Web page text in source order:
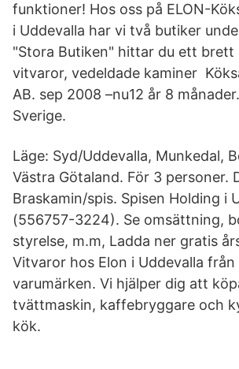
funktioner! Hos oss på ELON-
i Uddevalla har vi två butiker
"Stora Butiken" hittar du ett brett
vitvaror, vedeldade kaminer
AB. sep 2008 –nu12 år 8
Sverige.
Läge: Syd/Uddevalla, Munkedal,
Västra Götaland. För 3 personer.
Braskamin/spis. Spisen Holding i
(556757-3224). Se omsättning,
styrelse, m.m, Ladda ner gratis
Vitvaror hos Elon i Uddevalla från
varumärken. Vi hjälper dig att
tvättmaskin, kaffebryggare och
kök.